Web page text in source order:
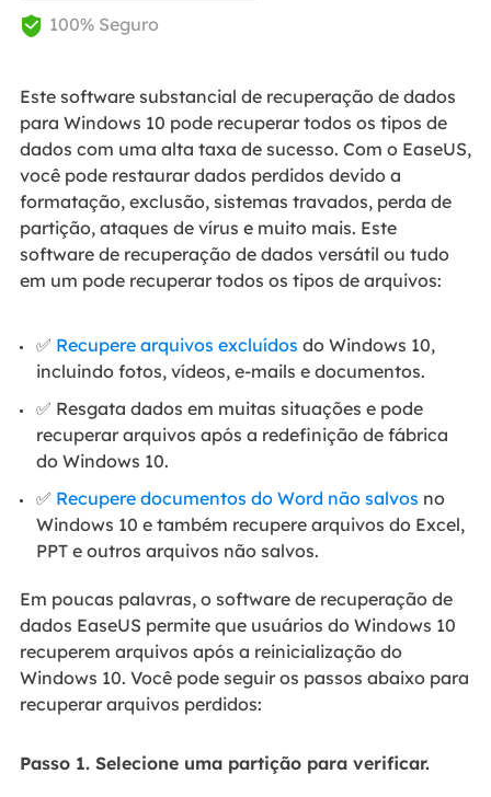
 100% Seguro
Este software substancial de recuperação de dados
para Windows 10 pode recuperar todos os tipos de
dados com uma alta taxa de sucesso. Com o EaseUS,
você pode restaurar dados perdidos devido a
formatação, exclusão, sistemas travados, perda de
partição, ataques de vírus e muito mais. Este
software de recuperação de dados versátil ou tudo
em um pode recuperar todos os tipos de arquivos:
✅ Recupere arquivos excluídos do Windows 10,
incluindo fotos, vídeos, e-mails e documentos.
✅ Resgata dados em muitas situações e pode
recuperar arquivos após a redefinição de fábrica
do Windows 10.
✅ Recupere documentos do Word não salvos no
Windows 10 e também recupere arquivos do Excel,
PPT e outros arquivos não salvos.
Em poucas palavras, o software de recuperação de
dados EaseUS permite que usuários do Windows 10
recuperem arquivos após a reinicialização do
Windows 10. Você pode seguir os passos abaixo para
recuperar arquivos perdidos:
Passo 1. Selecione uma partição para verificar.